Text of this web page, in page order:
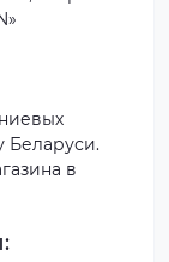
Беларуси.
в